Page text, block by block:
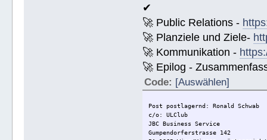
✔
🚀 Public Relations -
🚀 Planziele und Ziele-
🚀 Kommunikation -
🚀 Epilog -
Code: [Auswählen]
Post postlagernd: Ronald Schwab
c/o: ULClub
JBC Business Service
Gumpendorferstrasse 142